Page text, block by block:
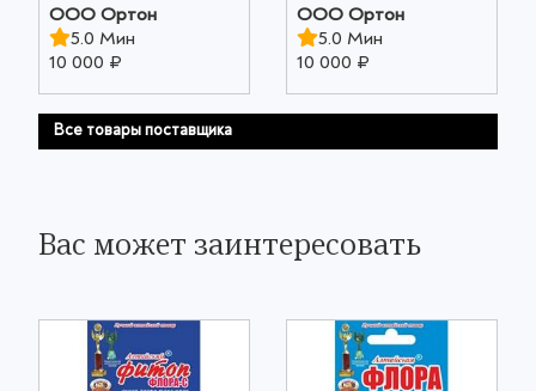
ООО Ортон
5.0 Мин
10 000 ₽
ООО Ортон
5.0 Мин
10 000 ₽
Все товары поставщика
Вас может заинтересовать